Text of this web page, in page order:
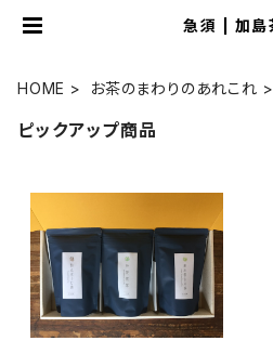
急須 | 加島
HOME お茶のまわりのあれこれ
ピックアップ商品